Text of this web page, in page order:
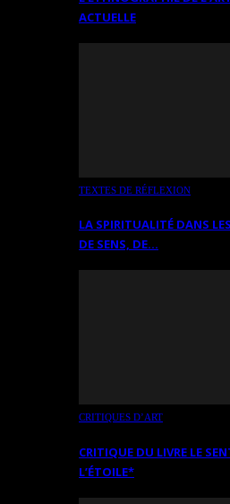
ACTUELLE
TEXTES DE RÉFLEXION
LA SPIRITUALITÉ DANS
DE SENS, DE…
CRITIQUES D’ART
CRITIQUE DU LIVRE LE
L’ÉTOILE*